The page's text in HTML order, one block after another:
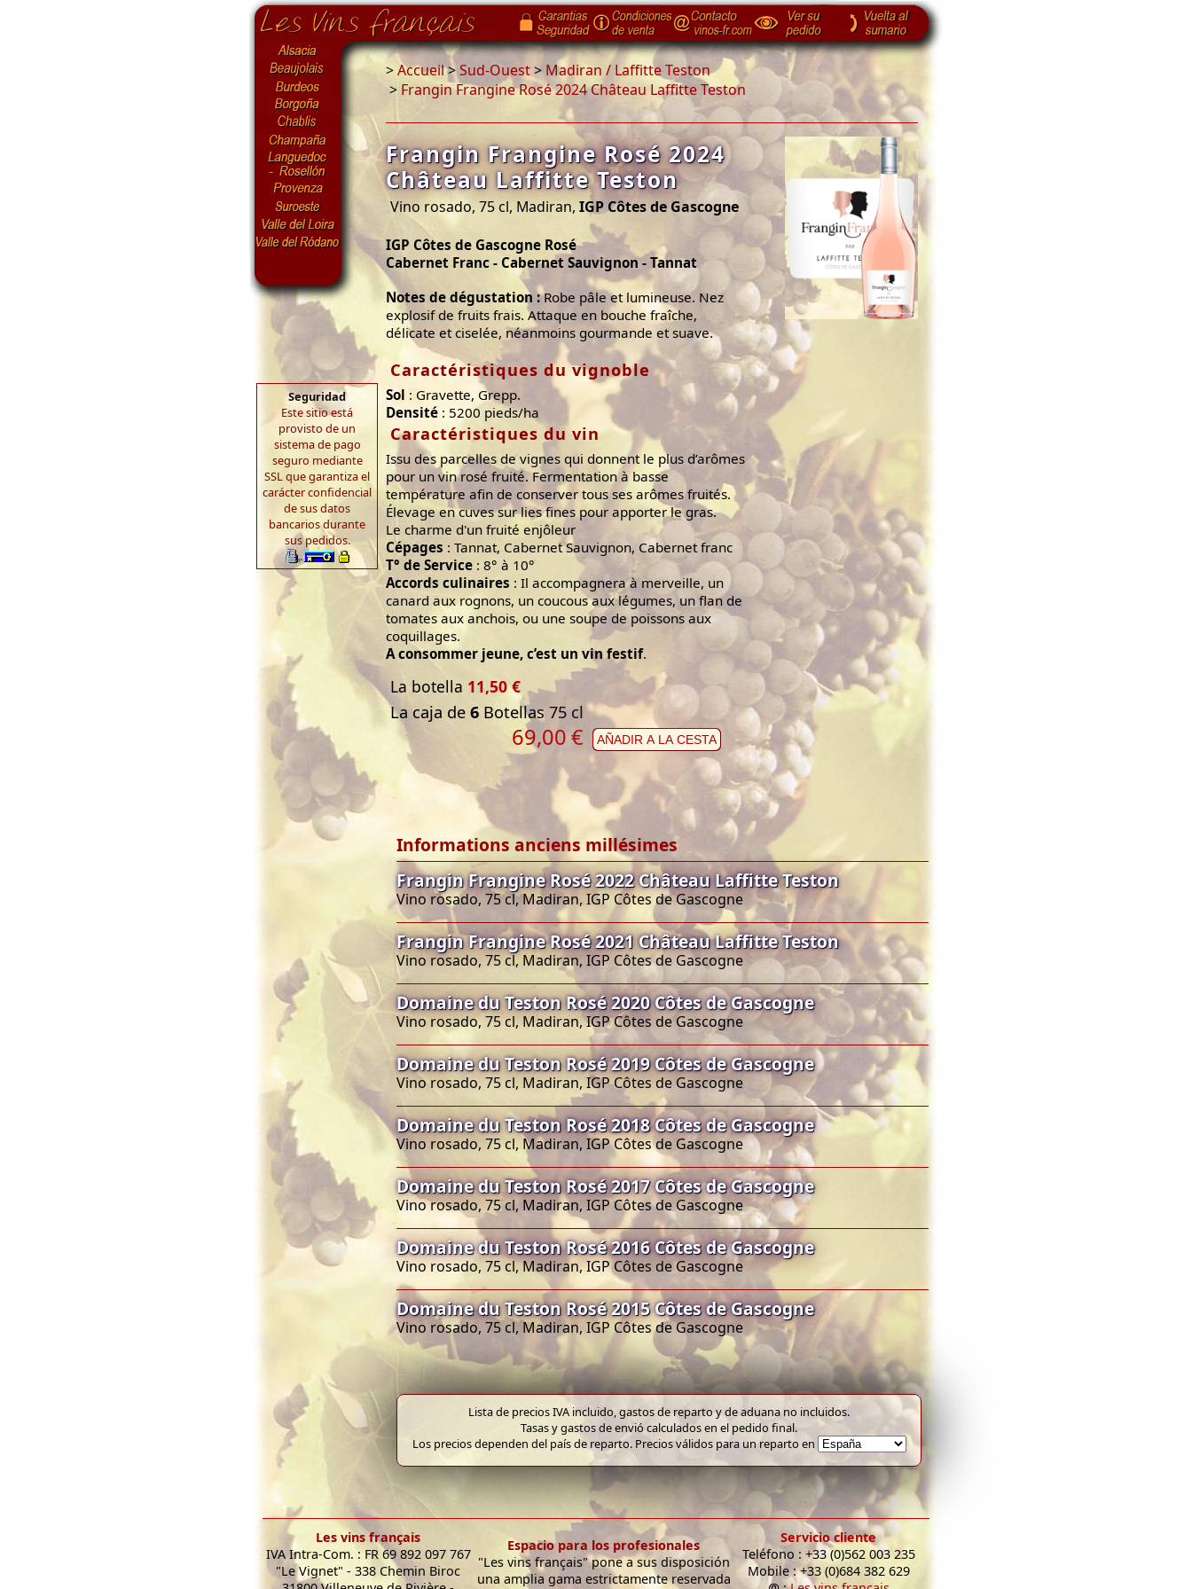
Seguridad
Este sitio está
provisto de un
sistema de pago
seguro mediante
SSL que garantiza el
carácter confidencial
de sus datos
bancarios durante
sus pedidos.
>Accueil>Sud-Ouest> Madiran / Laffitte Teston
> Frangin Frangine Rosé 2024 Château Laffitte Teston
Frangin Frangine Rosé 2024
Château Laffitte Teston
Vino rosado, 75 cl, Madiran, IGP Côtes de Gascogne
IGP Côtes de Gascogne Rosé
Cabernet Franc - Cabernet Sauvignon - Tannat
Notes de dégustation :Robe pâle et lumineuse. Nez
explosif de fruits frais. Attaque en bouche fraîche,
délicate et ciselée, néanmoins gourmande et suave.
Caractéristiques du vignoble
Sol : Gravette, Grepp.
Densité : 5200 pieds/ha
Caractéristiques du vin
Issu des parcelles de vignes qui donnent le plus d’arômes
pour un vin rosé fruité. Fermentation à basse
température afin de conserver tous ses arômes fruités.
Élevage en cuves sur lies fines pour apporter le gras.
Le charme d'un fruité enjôleur
Cépages : Tannat, Cabernet Sauvignon, Cabernet franc
T° de Service : 8° à 10°
Accords culinaires : Il accompagnera à merveille, un
canard aux rognons, un coucous aux légumes, un flan de
tomates aux anchois, ou une soupe de poissons aux
coquillages.
A consommer jeune, c’est un vin festif.
La botella 11,50 €
La caja de 6 Botellas 75 cl
69,00€ AÑADIR A LA CESTA
Informations anciens millésimes
Frangin Frangine Rosé 2022 Château Laffitte Teston
Vino rosado, 75 cl, Madiran, IGP Côtes de Gascogne
Frangin Frangine Rosé 2021 Château Laffitte Teston
Vino rosado, 75 cl, Madiran, IGP Côtes de Gascogne
Domaine du Teston Rosé 2020 Côtes de Gascogne
Vino rosado, 75 cl, Madiran, IGP Côtes de Gascogne
Domaine du Teston Rosé 2019 Côtes de Gascogne
Vino rosado, 75 cl, Madiran, IGP Côtes de Gascogne
Domaine du Teston Rosé 2018 Côtes de Gascogne
Vino rosado, 75 cl, Madiran, IGP Côtes de Gascogne
Domaine du Teston Rosé 2017 Côtes de Gascogne
Vino rosado, 75 cl, Madiran, IGP Côtes de Gascogne
Domaine du Teston Rosé 2016 Côtes de Gascogne
Vino rosado, 75 cl, Madiran, IGP Côtes de Gascogne
Domaine du Teston Rosé 2015 Côtes de Gascogne
Vino rosado, 75 cl, Madiran, IGP Côtes de Gascogne
Lista de precios IVA incluido, gastos de reparto y de aduana no incluidos.
Tasas y gastos de envió calculados en el pedido final.
Los precios dependen del país de reparto. Precios válidos para un reparto en
Les vins français
IVA Intra-Com. : FR 69 892 097 767
"Le Vignet" - 338 Chemin Biroc
Espacio para los profesionales
"Les vins français" pone a sus disposición
una amplia gama estrictamente reservada
Servicio cliente
Teléfono : +33 (0)562 003 235
Mobile : +33 (0)684 382 629